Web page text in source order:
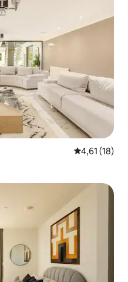
4,61 de uma
4,61 (18)